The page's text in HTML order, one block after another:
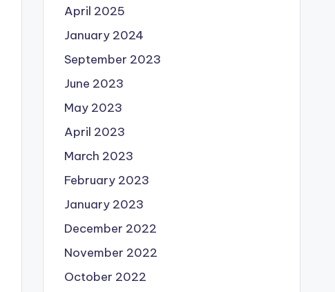
April 2025
January 2024
September 2023
June 2023
May 2023
April 2023
March 2023
February 2023
January 2023
December 2022
November 2022
October 2022